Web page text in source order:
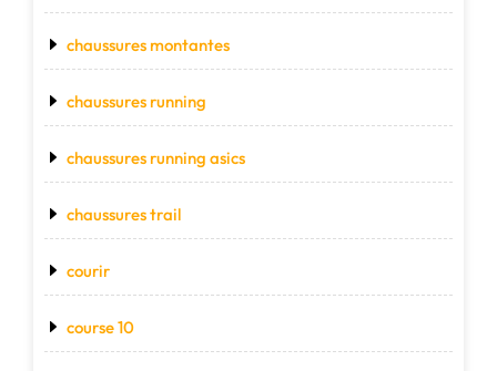
chaussures montantes
chaussures running
chaussures running asics
chaussures trail
courir
course 10